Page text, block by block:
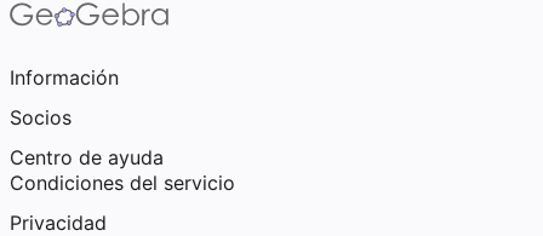
Información
Socios
Centro de ayuda
Condiciones del servicio
Privacidad